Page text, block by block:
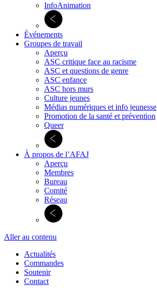
InfoAnimation
Événements
Groupes de travail
Aperçu
ASC critique face au racisme
ASC et questions de genre
ASC enfance
ASC hors murs
Culture jeunes
Médias numériques et info jeunesse
Promotion de la santé et prévention
Queer
À propos de l’AFAJ
Aperçu
Membres
Bureau
Comité
Réseau
Aller au contenu
Actualités
Commandes
Soutenir
Contact